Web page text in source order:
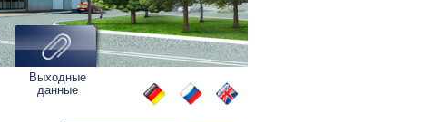
Выходные
данные